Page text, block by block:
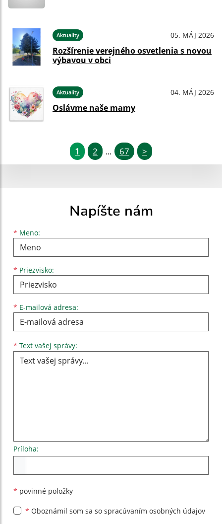
Aktuality 05. MÁJ 2026
Rozšírenie verejného osvetlenia s novou
výbavou v obci
Aktuality 04. MÁJ 2026
Oslávme naše mamy
1 2 ... 67 >
Napíšte nám
* Meno:
Meno
* Priezvisko:
Priezvisko
* E-mailová adresa:
E-mailová adresa
* Text vašej správy:
Príloha:
* povinné položky
* Oboznámil som sa so spracúvaním osobných údajov